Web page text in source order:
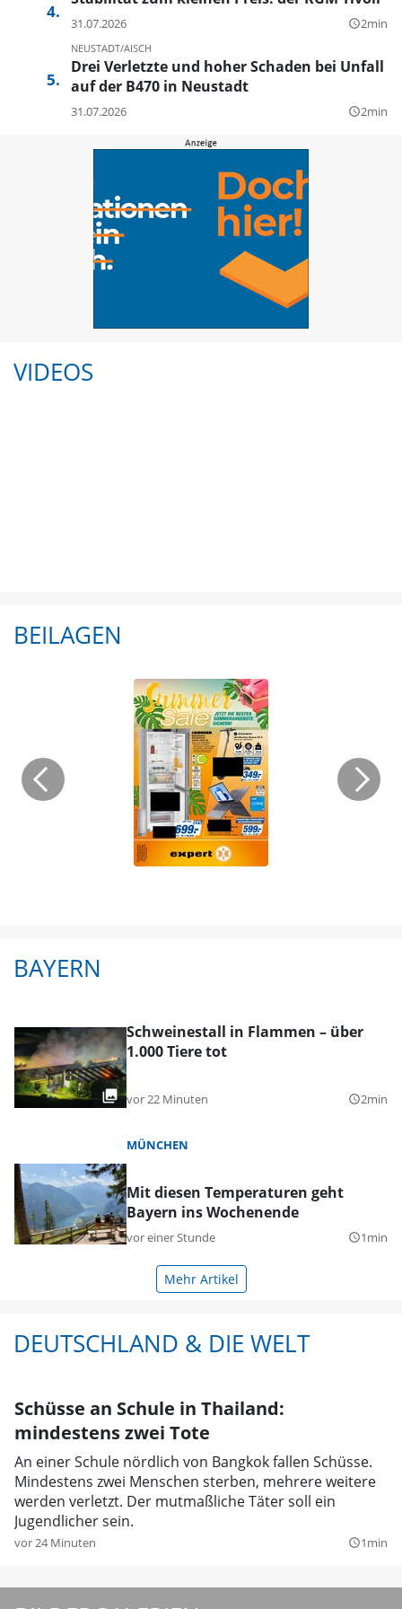
31.07.2026 query_builder2min
NEUSTADT/AISCH
Drei Verletzte und hoher Schaden bei Unfall
auf der B470 in Neustadt
31.07.2026 query_builder2min
VIDEOS
BEILAGEN
BAYERN
Schweinestall in Flammen – über
1.000 Tiere tot
vor 22 Minuten query_builder2min
MÜNCHEN
Mit diesen Temperaturen geht
Bayern ins Wochenende
vor einer Stunde query_builder1min
Mehr Artikel
DEUTSCHLAND & DIE WELT
Schüsse an Schule in Thailand:
mindestens zwei Tote
An einer Schule nördlich von Bangkok fallen Schüsse.
Mindestens zwei Menschen sterben, mehrere weitere
werden verletzt. Der mutmaßliche Täter soll ein
Jugendlicher sein.
vor 24 Minuten query_builder1min